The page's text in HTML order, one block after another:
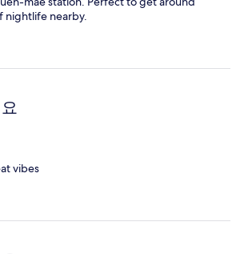
nightlife nearby.
vibes